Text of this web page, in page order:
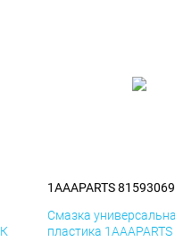
1AAAPARTS
Смазка
пластика